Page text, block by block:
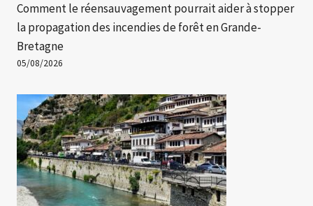
Comment le réensauvagement pourrait aider à stopper
la propagation des incendies de forêt en Grande-
Bretagne
05/08/2026